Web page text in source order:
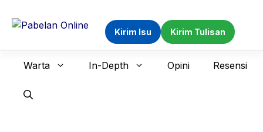
Kirim Isu Kirim Tulisan
Warta In-Depth Opini Resensi